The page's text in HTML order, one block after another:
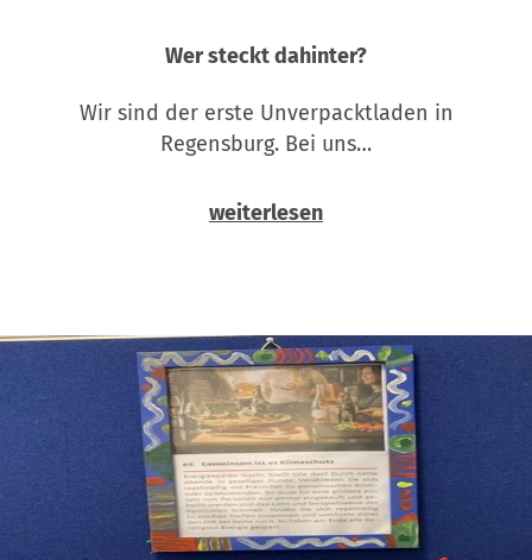
Wer steckt dahinter?
Wir sind der erste Unverpacktladen in
Regensburg. Bei uns…
weiterlesen